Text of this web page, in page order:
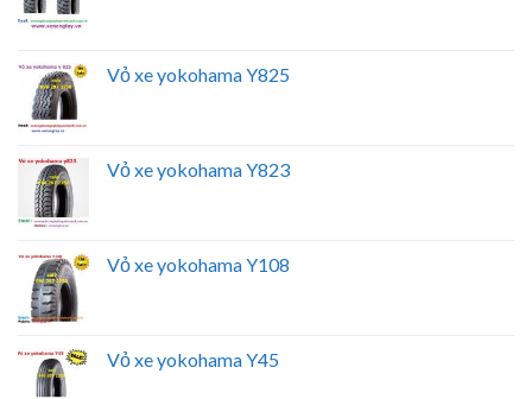
Vỏ xe yokohama Y825
Vỏ xe yokohama Y823
Vỏ xe yokohama Y108
Vỏ xe yokohama Y45